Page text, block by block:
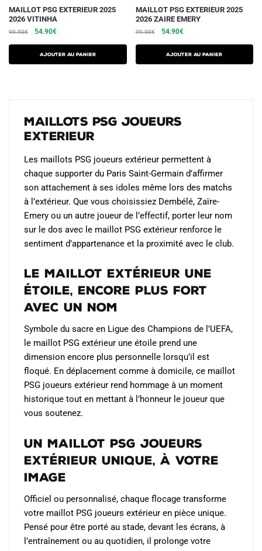
MAILLOT PSG EXTERIEUR 2025
2026 VITINHA
99.90€
Le
initial
était :
54.90€Le
actuel
est :
AJOUTER AU PANIER
Ce
produit
a
plusieurs
variations.
choisies
page
produit
MAILLOT PSG EXTERIEUR 2025
2026 ZAIRE EMERY
99.90€
Le
initial
était :
54.90€Le
actuel
est :
AJOUTER AU PANIER
Ce
produit
a
plusieurs
variations.
être
la
page
du
produit
Maillots PSG Joueurs
Exterieur
Les maillots PSG joueurs extérieur permettent à
chaque supporter du Paris Saint-Germain d’affirmer
son attachement à ses idoles même lors des matchs
à l’extérieur. Que vous choisissiez Dembélé, Zaïre-
Emery ou un autre joueur de l’effectif, porter leur nom
sur le dos avec le maillot PSG extérieur renforce le
sentiment d’appartenance et la proximité avec le club.
Le maillot extérieur une
étoile, encore plus fort
avec un nom
Symbole du sacre en Ligue des Champions de l’UEFA,
le maillot PSG extérieur une étoile prend une
dimension encore plus personnelle lorsqu’il est
floqué. En déplacement comme à domicile, ce maillot
PSG joueurs extérieur rend hommage à un moment
historique tout en mettant à l’honneur le joueur que
vous soutenez.
Un maillot PSG joueurs
extérieur unique, à votre
image
Officiel ou personnalisé, chaque flocage transforme
votre maillot PSG joueurs extérieur en pièce unique.
Pensé pour être porté au stade, devant les écrans, à
l’entraînement ou au quotidien, il prolonge votre